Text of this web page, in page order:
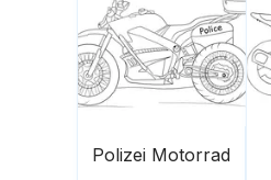
Polizei Motorrad